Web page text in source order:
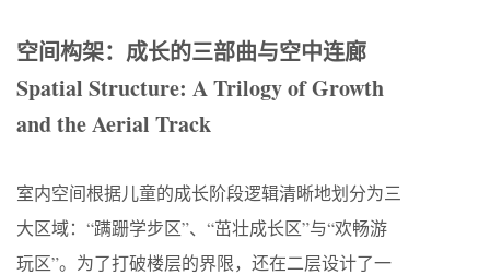
空间构架：成长的三部曲与空中连廊
Spatial Structure: A Trilogy of Growth
and the Aerial Track
室内空间根据儿童的成长阶段逻辑清晰地划分为三
大区域：“蹒跚学步区”、“茁壮成长区”与“欢畅游
玩区”。为了打破楼层的界限，还在二层设计了一